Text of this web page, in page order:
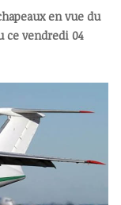
en vue du
ce vendredi 04